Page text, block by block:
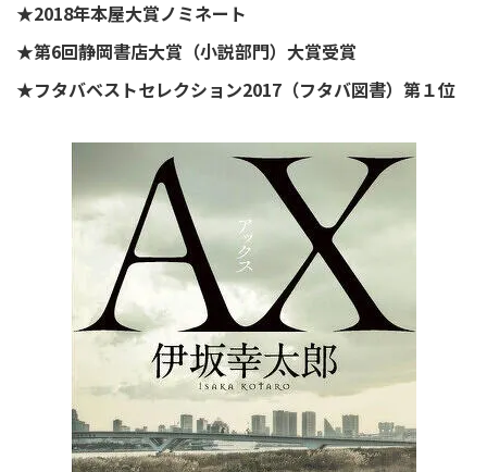
★2018年本屋大賞ノミネート
★第6回静岡書店大賞（小説部門）大賞受賞
★フタバベストセレクション2017（フタバ図書）第１位